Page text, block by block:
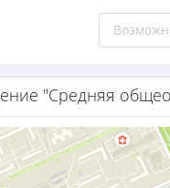
"Средняя